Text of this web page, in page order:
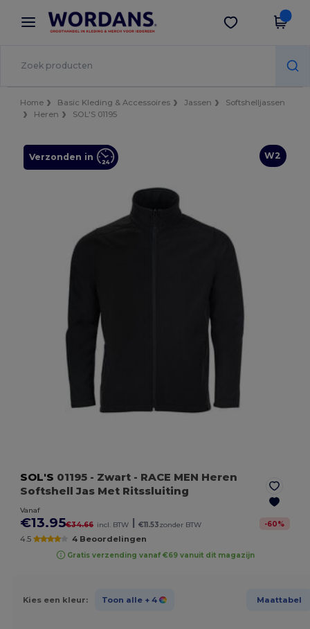
× Wordans-app
Betere prijzen in de app!
Download app
Home Basic Kleding & Accessoires Jassen
Softshelljassen
Heren
SOL'S 01195
W2
Verzonden in
SOL'S 01195 - Zwart - RACE MEN Heren
Softshell Jas Met Ritssluiting
Vanaf
€13.95€34.66 incl. BTW | €11.53zonder BTW -60%
4.5 4 Beoordelingen
Gratis verzending vanaf €69 vanuit dit magazijn
Kies een kleur: Toon alle + 4 Maattabel